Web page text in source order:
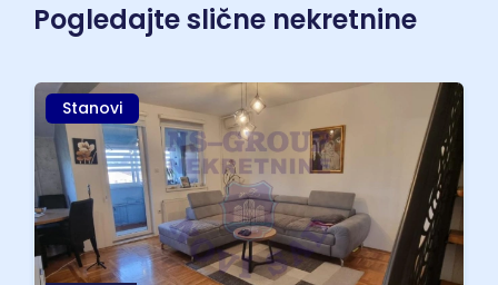
Pogledajte slične nekretnine
Stanovi